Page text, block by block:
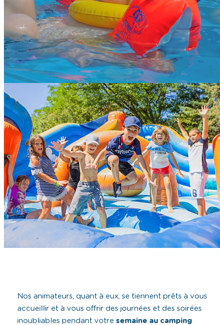
Nos animateurs, quant à eux, se tiennent prêts à vous
accueillir et à vous offrir des journées et des soirées
inoubliables pendant votre semaine au camping